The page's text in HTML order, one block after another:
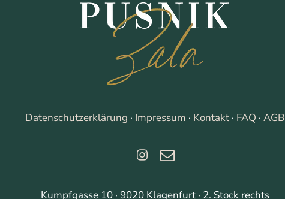
Datenschutzerklärung · Impressum · Kontakt · FAQ · AGB
Kumpfgasse 10 · 9020 Klagenfurt · 2. Stock rechts